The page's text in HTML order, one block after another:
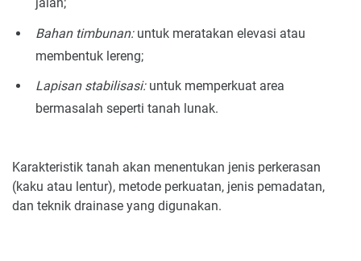
Bahan timbunan:untuk meratakan elevasi atau
membentuk lereng;
Lapisan stabilisasi:untuk memperkuat area
bermasalah seperti tanah lunak.
Karakteristik tanah akan menentukan jenis perkerasan
(kaku atau lentur), metode perkuatan, jenis pemadatan,
dan teknik drainase yang digunakan.